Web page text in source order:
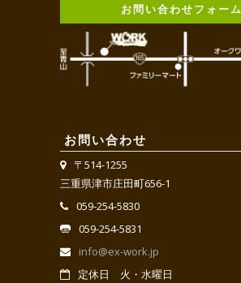
お問い合わせフォーム
お問い合わせ
〒514-1255
三重県津市庄田町656-1
059-254-5830
059-254-5831
info@ex-work.jp
定休日 火・水曜日